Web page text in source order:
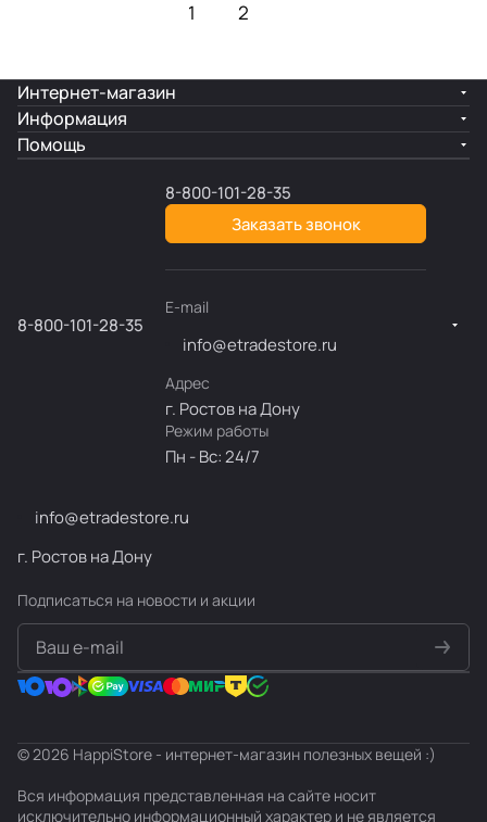
1 2
Интернет-магазин
Информация
Помощь
8-800-101-28-35
8-800-101-28-35
Заказать звонок
E-mail
info@etradestore.ru
Адрес
г. Ростов на Дону
Режим работы
Пн - Вс: 24/7
info@etradestore.ru
г. Ростов на Дону
Подписаться на новости и акции
© 2026 HappiStore - интернет-магазин полезных вещей :)
Вся информация представленная на сайте носит
исключительно информационный характер и не является